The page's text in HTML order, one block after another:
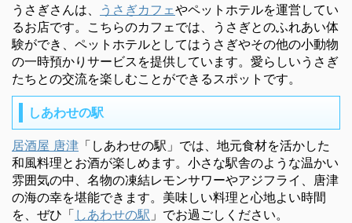
うさぎさんは、 うさぎカフェやペットホテルを運営してい
るお店です。こちらのカフェでは、うさぎとのふれあい体
験ができ、ペットホテルとしてはうさぎやその他の小動物
の一時預かりサービスを提供しています。愛らしいうさぎ
たちとの交流を楽しむことができるスポットです。
しあわせの駅
居酒屋 唐津 「しあわせの駅」では、地元食材を活かした
和風料理とお酒が楽しめます。小さな駅舎のような温かい
雰囲気の中、名物の凍結レモンサワーやアジフライ、唐津
の海の幸を堪能できます。美味しい料理と心地よい時間
を、ぜひ「 しあわせの駅 」でお過ごしください。